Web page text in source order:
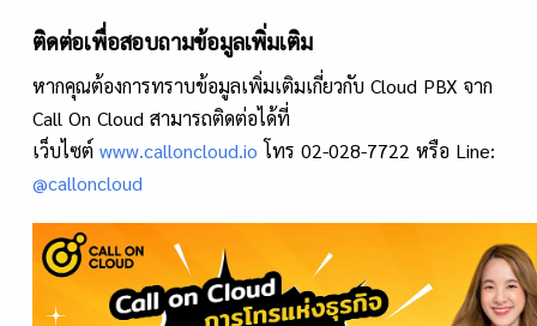
ติดต่อเพื่อสอบถามข้อมูลเพิ่มเติม
หากคุณต้องการทราบข้อมูลเพิ่มเติมเกี่ยวกับ Cloud PBX จาก
Call On Cloud สามารถติดต่อได้ที่
เว็บไซต์ www.calloncloud.io โทร 02-028-7722 หรือ Line:
@calloncloud